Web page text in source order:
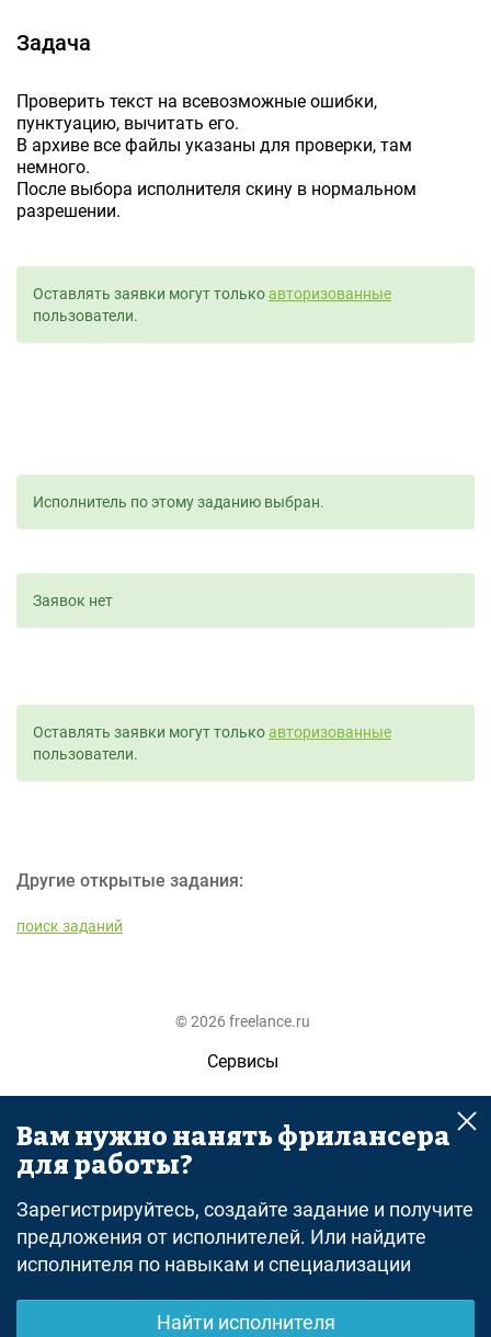
Задача
Проверить текст на всевозможные ошибки,
пунктуацию, вычитать его.
В архиве все файлы указаны для проверки, там
немного.
После выбора исполнителя скину в нормальном
разрешении.
Оставлять заявки могут толькоавторизованные
пользователи.
Исполнитель по этому заданию выбран.
Заявок нет
Оставлять заявки могут толькоавторизованные
пользователи.
Другие открытые задания:
поиск заданий
© 2026 freelance.ru
Сервисы
Помощь
Поиск
Оферта
Политика конфиденциальности
Дисклеймер о ЗоЗПП
Вам нужно нанять фрилансера
для работы?
Зарегистрируйтесь, создайте задание и получите
предложения от исполнителей. Или найдите
исполнителя по навыкам и специализации
Найти исполнителя